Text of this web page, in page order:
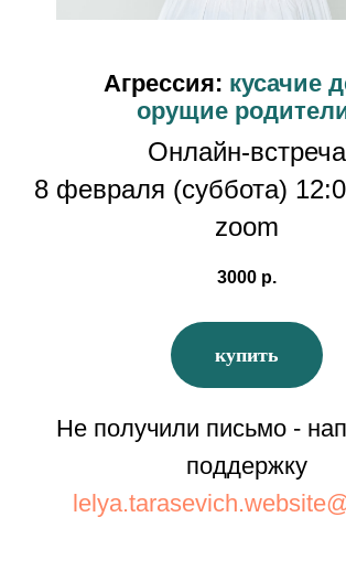
Агрессия: кусачие
орущие
Онлайн-встреча
8 февраля (суббота)
zoom
3000 р.
купить
Не получили письмо -
поддержку